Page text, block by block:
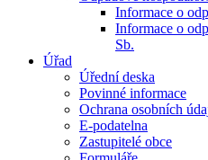
Informace o
Informace o
Sb.
Úřad
Úřední deska
Povinné informace
Ochrana osobních
E-podatelna
Zastupitelé obce